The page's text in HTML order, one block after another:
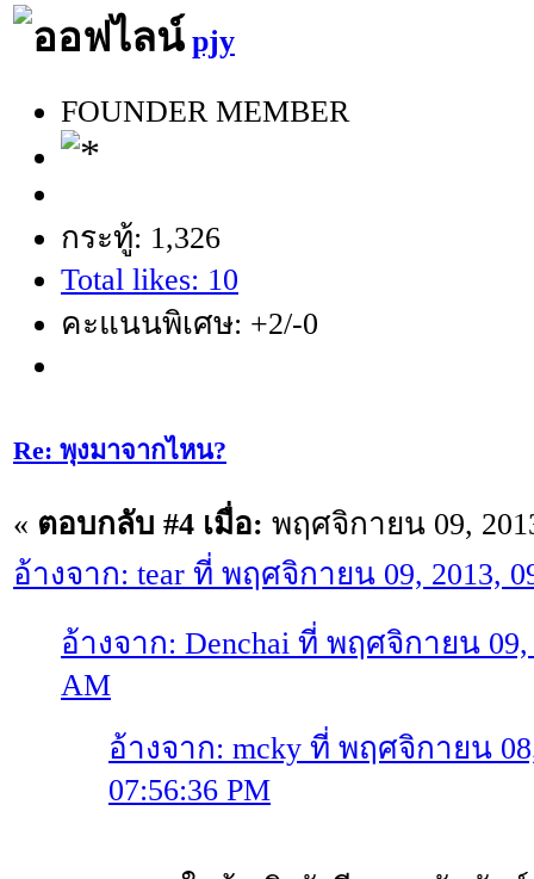
pjy
FOUNDER MEMBER
กระทู้: 1,326
Total likes: 10
คะแนนพิเศษ: +2/-0
Re: พุงมาจากไหน?
« ตอบกลับ #4 เมื่อ: พฤศจิกายน 09,
อ้างจาก: tear ที่ พฤศจิกายน 09, 2013,
อ้างจาก: Denchai ที่ พฤศจิกายน 09,
AM
อ้างจาก: mcky ที่ พฤศจิกายน
07:56:36 PM